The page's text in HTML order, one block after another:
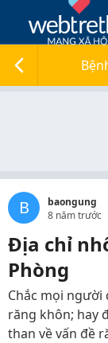
B
baongung
8 năm trước
Địa chỉ
Phòng
Chắc mọi
răng khôn; hay
than về vấn đề